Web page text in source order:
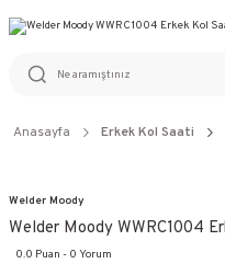
%100
Anasayfa Erkek Kol Saati
Welder Moody
Welder Moody WWRC1004
0.0 Puan - 0 Yorum